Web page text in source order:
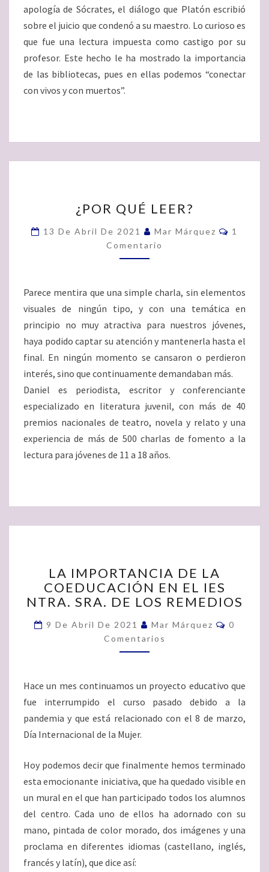
apología de Sócrates, el diálogo que Platón escribió
sobre el juicio que condenó a su maestro. Lo curioso es
que fue una lectura impuesta como castigo por su
profesor. Este hecho le ha mostrado la importancia
de las bibliotecas, pues en ellas podemos “conectar
con vivos y con muertos”.
QUÉ
¿POR QUÉ LEER?
13 De Abril De 2021 Mar Márquez
1
Comentario
Parece mentira que una simple charla, sin elementos
visuales de ningún tipo, y con una temática en
principio no muy atractiva para nuestros jóvenes,
haya podido captar su atención y mantenerla hasta el
final. En ningún momento se cansaron o perdieron
interés, sino que continuamente demandaban más.
Daniel es periodista, escritor y conferenciante
especializado en literatura juvenil, con más de 40
premios nacionales de teatro, novela y relato y una
experiencia de más de 500 charlas de fomento a la
lectura para jóvenes de 11 a 18 años.
IMPORTANCIA
DE
LA
EN
EL
IES
DE
LOS
REMEDIOS
LA IMPORTANCIA DE LA
COEDUCACIÓN EN EL IES
NTRA. SRA. DE LOS REMEDIOS
9 De Abril De 2021 Mar Márquez
0
Comentarios
Hace un mes continuamos un proyecto educativo que
fue interrumpido el curso pasado debido a la
pandemia y que está relacionado con el 8 de marzo,
Día Internacional de la Mujer.
Hoy podemos decir que finalmente hemos terminado
esta emocionante iniciativa, que ha quedado visible en
un mural en el que han participado todos los alumnos
del centro. Cada uno de ellos ha adornado con su
mano, pintada de color morado, dos imágenes y una
proclama en diferentes idiomas (castellano, inglés,
francés y latín), que dice así: